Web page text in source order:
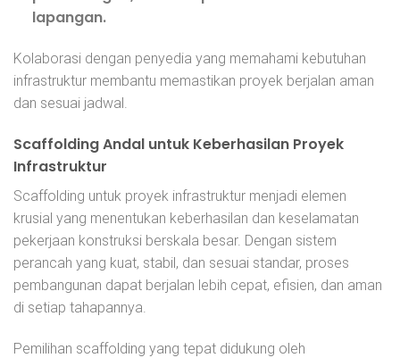
lapangan.
Kolaborasi dengan penyedia yang memahami kebutuhan
infrastruktur membantu memastikan proyek berjalan aman
dan sesuai jadwal.
Scaffolding Andal untuk Keberhasilan Proyek
Infrastruktur
Scaffolding untuk proyek infrastruktur menjadi elemen
krusial yang menentukan keberhasilan dan keselamatan
pekerjaan konstruksi berskala besar. Dengan sistem
perancah yang kuat, stabil, dan sesuai standar, proses
pembangunan dapat berjalan lebih cepat, efisien, dan aman
di setiap tahapannya.
Pemilihan scaffolding yang tepat didukung oleh